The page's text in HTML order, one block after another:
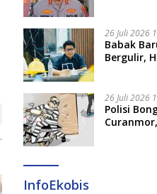
26 Juli 2026
​Babak
Bergulir,
26 Juli 2026
Polisi
InfoEkobis